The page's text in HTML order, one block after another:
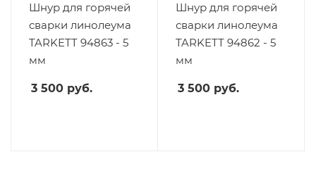
Шнур для горячей
сварки линолеума
TARKETT 94863 - 5
мм
3 500 руб.
Шнур для горячей
сварки линолеума
TARKETT 94862 - 5
мм
3 500 руб.